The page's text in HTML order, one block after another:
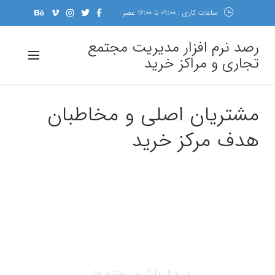
ساعات کاری : 09:00 تا 16:00 عصر
رصد نرم افزار مدیریت مجتمع
تجاری و مراکز خرید
مشتریان اصلی و مخاطبان
هدف مرکز خرید